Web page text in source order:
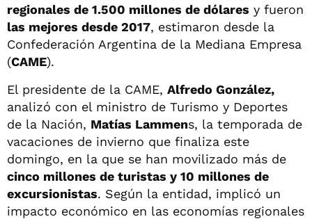
regionales de 1.500 millones de dólares y fueron
las mejores desde 2017, estimaron desde la
Confederación Argentina de la Mediana Empresa
(CAME).
El presidente de la CAME, Alfredo González,
analizó con el ministro de Turismo y Deportes
de la Nación, Matías Lammens, la temporada de
vacaciones de invierno que finaliza este
domingo, en la que se han movilizado más de
cinco millones de turistas y 10 millones de
excursionistas. Según la entidad, implicó un
impacto económico en las economías regionales